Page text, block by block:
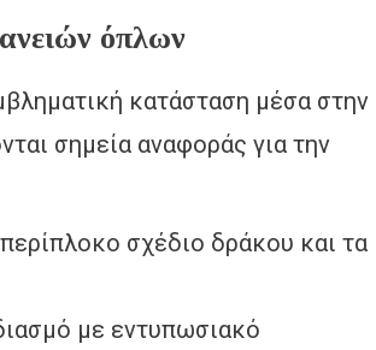
όπλων
κατάσταση μέσα στην
σημεία αναφοράς για την
σχέδιο δράκου και τα
με εντυπωσιακό